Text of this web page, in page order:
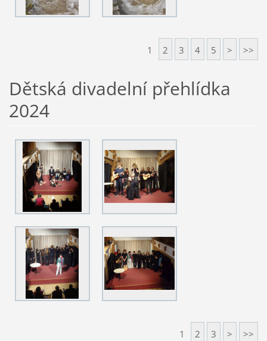
1 2 3 4 5 > >>
Dětská divadelní přehlídka
2024
1 2 3 > >>